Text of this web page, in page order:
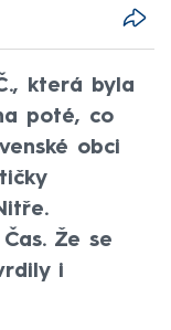
která byla
poté, co
obci
Že se
i